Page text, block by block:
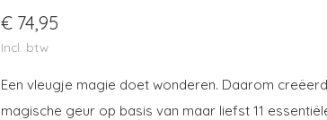
€ 74,95
Incl. btw
Een vleugje magie doet wonderen. Daarom
magische geur op basis van maar liefst 11